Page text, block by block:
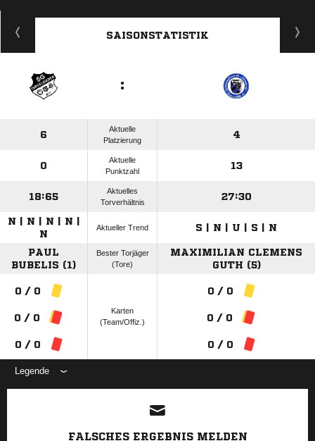
ANZEIGE
SAISONSTATISTIK
:
6
Aktuelle
Platzierung
4
0
Aktuelle
Punktzahl
13
18:65
Aktuelles
Torverhältnis
27:30
N | N | N | N |
N
Aktueller Trend S | N | U | S | N
PAUL
BUBELIS (1)
Bester Torjäger
(Tore)
MAXIMILIAN CLEMENS
GUTH (5)
0 / 0
0 / 0
0 / 0
Karten
(Team/Offiz.)
0 / 0
0 / 0
0 / 0
Legende
ANZEIGE
FALSCHES ERGEBNIS MELDEN